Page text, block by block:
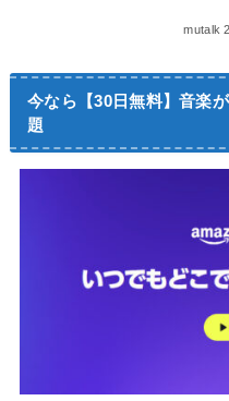
mutalk
今なら【30日無料】音楽
題